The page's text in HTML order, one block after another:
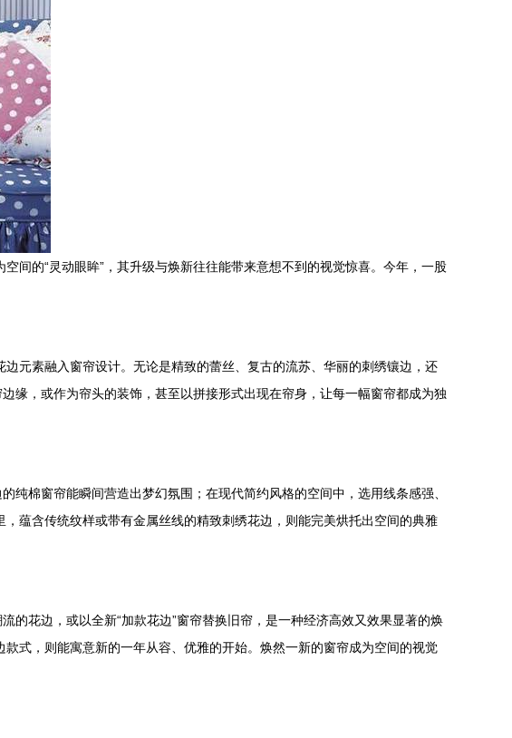
间的“灵动眼眸”，其升级与焕新往往能带来意想不到的视觉惊喜。今年，一股
元素融入窗帘设计。无论是精致的蕾丝、复古的流苏、华丽的刺绣镶边，还
缘，或作为帘头的装饰，甚至以拼接形式出现在帘身，让每一幅窗帘都成为独
纯棉窗帘能瞬间营造出梦幻氛围；在现代简约风格的空间中，选用线条感强、
蕴含传统纹样或带有金属丝线的精致刺绣花边，则能完美烘托出空间的典雅
的花边，或以全新“加款花边”窗帘替换旧帘，是一种经济高效又效果显著的焕
式，则能寓意新的一年从容、优雅的开始。焕然一新的窗帘成为空间的视觉